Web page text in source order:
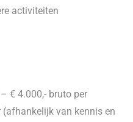
activiteiten
€ 4.000,- bruto per
van kennis en